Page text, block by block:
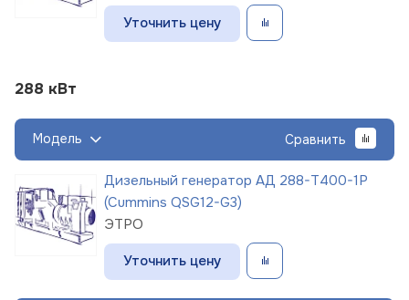
Уточнить цену
288 кВт
Модель Сравнить
Дизельный генератор АД 288-Т400-1Р
(Cummins QSG12-G3)
ЭТРО
Уточнить цену